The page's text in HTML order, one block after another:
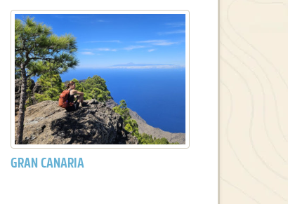
GRAN CANARIA